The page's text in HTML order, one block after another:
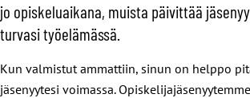
jo opiskeluaikana, muista päivittää
turvasi työelämässä.
Kun valmistut ammattiin, sinun on helppo
jäsenyytesi voimassa.